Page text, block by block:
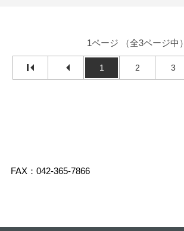
1ページ （全3ページ中）
1 2 3
FAX：042-365-7866